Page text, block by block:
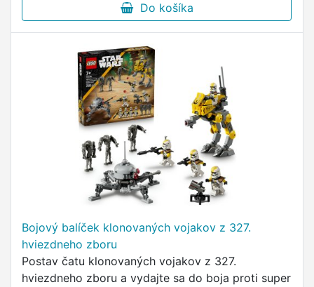
Do košíka
Bojový balíček klonovaných vojakov z 327.
hviezdneho zboru
Postav čatu klonovaných vojakov z 327.
hviezdneho zboru a vydajte sa do boja proti super